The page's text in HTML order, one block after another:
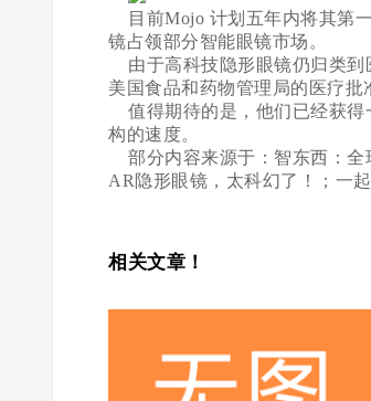
目前Mojo 计划五年内将其第
镜占领部分智能眼镜市场。
由于高科技隐形眼镜仍归类到
美国食品和药物管理局的医疗批
值得期待的是，他们已经获得
构的速度。
部分内容来源于：智东西：全
AR隐形眼镜，太科幻了！；一
相关文章！